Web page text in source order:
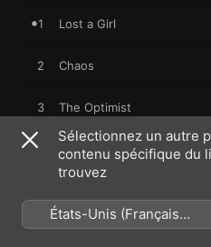
1 Lost a Girl
2 Chaos
3 The Optimist
4 Stone
6 Dolls
Sélectionnez un autre
contenu spécifique du
trouvez
États-Unis (Français
France)